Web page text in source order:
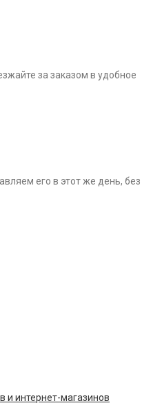
за заказом в удобное
его в этот же день, без
и интернет-магазинов